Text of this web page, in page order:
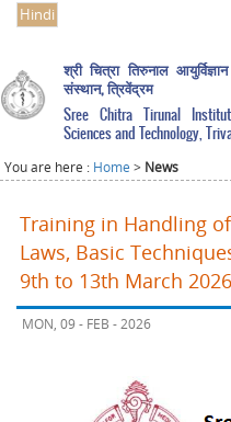
Hindi
श्री चित्रा तिरुनाल
संस्थान, त्रिवेंद्रम
Sree Chitra Tirunal
Sciences and Technology,
You are here : Home > News
Training in Handling
Laws, Basic
9th to 13th March
MON, 09 - FEB - 2026